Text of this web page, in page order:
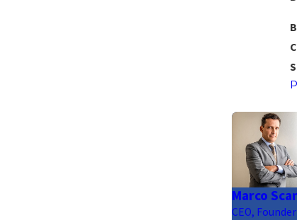
Marco
CEO, Founder